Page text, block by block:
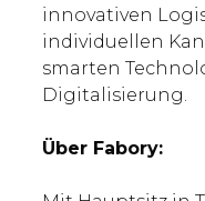
innovativen
individuellen
smarten
Digitalisierung.
Über Fabory: